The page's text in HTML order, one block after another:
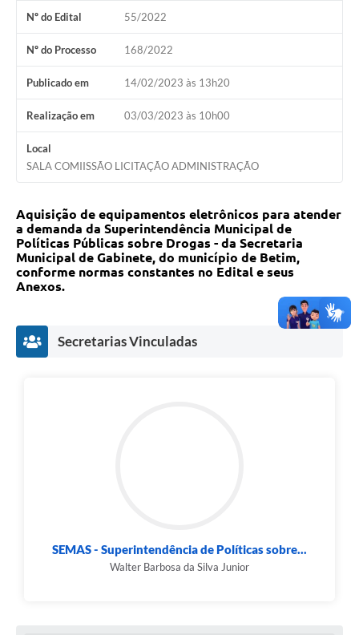
Nº do Edital 55/2022
Nº do Processo 168/2022
Publicado em 14/02/2023 às 13h20
Realização em 03/03/2023 às 10h00
Local
SALA COMIISSÃO LICITAÇÃO ADMINISTRAÇÃO
Aquisição de equipamentos eletrônicos para atender
a demanda da Superintendência Municipal de
Políticas Públicas sobre Drogas - da Secretaria
Municipal de Gabinete, do município de Betim,
conforme normas constantes no Edital e seus
Anexos.
Secretarias Vinculadas
SEMAS - Superintendência de Políticas sobre...
Walter Barbosa da Silva Junior